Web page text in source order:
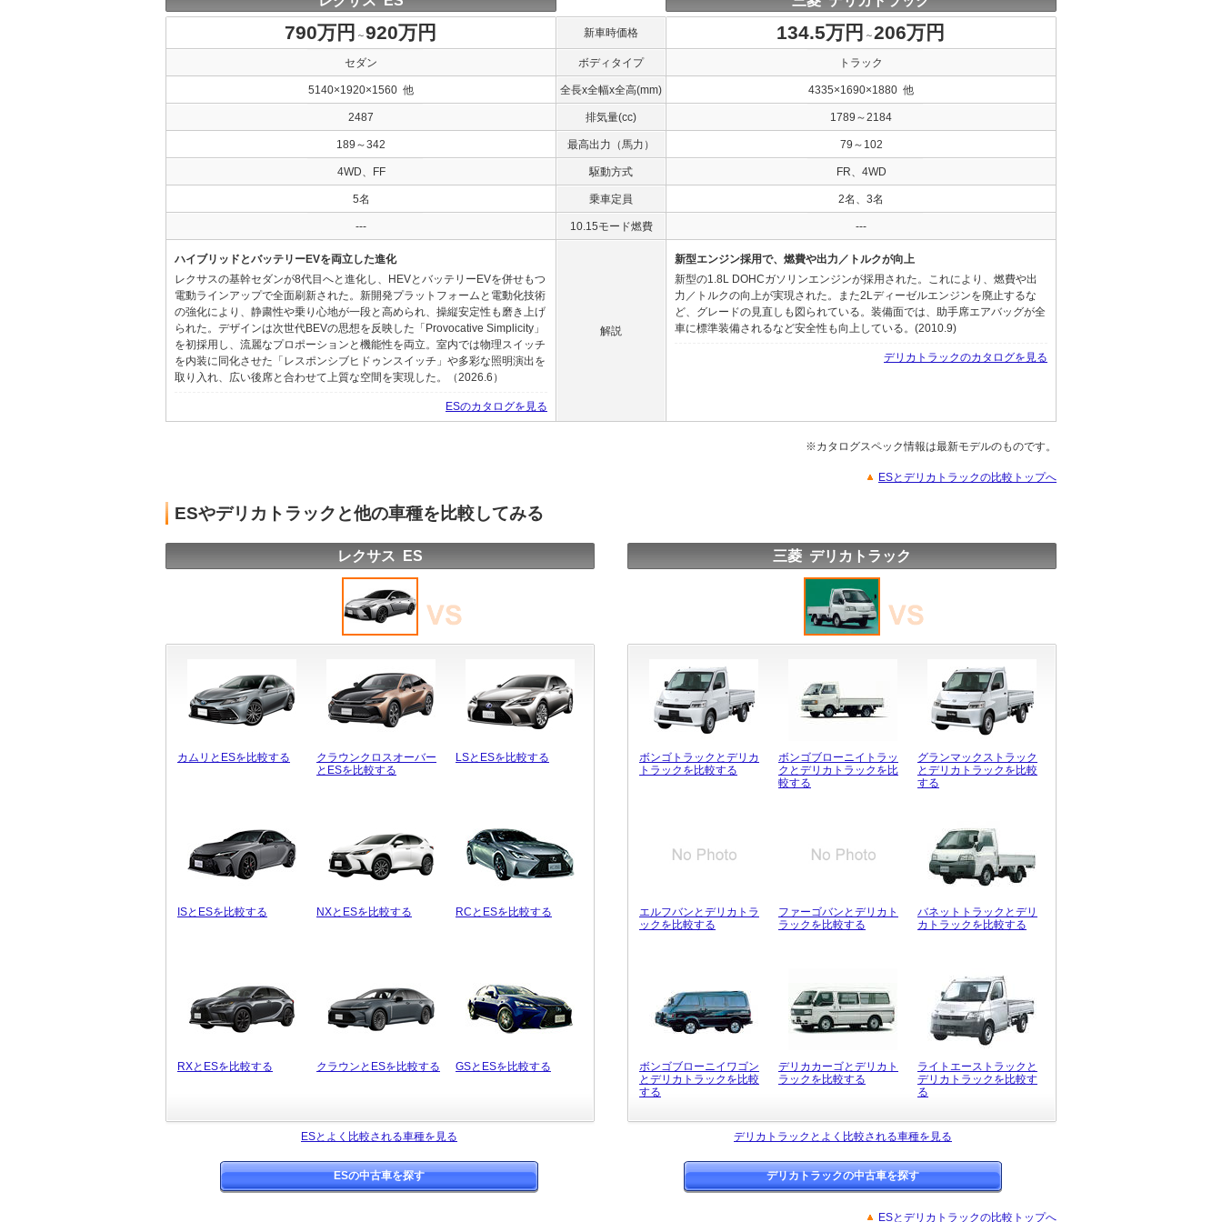
790万円 ～920万円 新車時価格 134.5万円 ～206万円
セダン ボディタイプ トラック
5140×1920×1560 他 全長x全幅x全高(mm) 4335×1690×1880 他
2487 排気量(cc) 1789～2184
189～342 最高出力（馬力） 79～102
4WD、FF 駆動方式 FR、4WD
5名 乗車定員 2名、3名
--- 10.15モード燃費 ---
ハイブリッドとバッテリーEVを両立した進化
レクサスの基幹セダンが8代目へと進化し、HEVとバッテリーEVを併せもつ
電動ラインアップで全面刷新された。新開発プラットフォームと電動化技術
の強化により、静粛性や乗り心地が一段と高められ、操縦安定性も磨き上げ
られた。デザインは次世代BEVの思想を反映した「Provocative Simplicity」
を初採用し、流麗なプロポーションと機能性を両立。室内では物理スイッチ
を内装に同化させた「レスポンシブヒドゥンスイッチ」や多彩な照明演出を
取り入れ、広い後席と合わせて上質な空間を実現した。（2026.6）
ESのカタログを見る
解説
新型エンジン採用で、燃費や出力／トルクが向上
新型の1.8L DOHCガソリンエンジンが採用された。これにより、燃費や出
力／トルクの向上が実現された。また2Lディーゼルエンジンを廃止するな
ど、グレードの見直しも図られている。装備面では、助手席エアバッグが全
車に標準装備されるなど安全性も向上している。(2010.9)
デリカトラックのカタログを見る
※カタログスペック情報は最新モデルのものです。
ESとデリカトラックの比較トップへ
ESやデリカトラックと他の車種を比較してみる
レクサス ES
カムリとESを比較する
クラウンクロスオーバー
とESを比較する
LSとESを比較する
ISとESを比較する NXとESを比較する RCとESを比較する
RXとESを比較する クラウンとESを比較する GSとESを比較する
三菱 デリカトラック
ボンゴトラックとデリカ
トラックを比較する
ボンゴブローニイトラッ
クとデリカトラックを比
較する
グランマックストラック
とデリカトラックを比較
する
エルフバンとデリカトラ
ックを比較する
ファーゴバンとデリカト
ラックを比較する
バネットトラックとデリ
カトラックを比較する
ボンゴブローニイワゴン
とデリカトラックを比較
する
デリカカーゴとデリカト
ラックを比較する
ライトエーストラックと
デリカトラックを比較す
る
ESとよく比較される車種を見る デリカトラックとよく比較される車種を見る
ESの中古車を探す デリカトラックの中古車を探す
ESとデリカトラックの比較トップへ